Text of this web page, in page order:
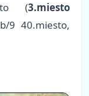
(3.miesto
9 40.miesto,